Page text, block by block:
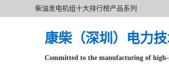
柴油发电机组十大排行榜产品系列
康柴（深圳）电力
Committed to the manufacturing of high-